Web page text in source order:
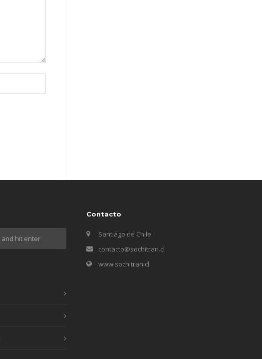
Contacto
Santiago de Chile
contacto@sochitran.cl
www.sochitran.cl